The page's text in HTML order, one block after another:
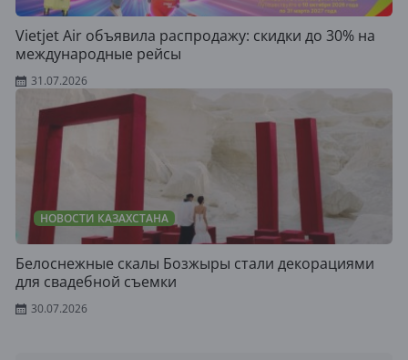
Vietjet Air объявила распродажу: скидки до 30% на
международные рейсы
31.07.2026
НОВОСТИ КАЗАХСТАНА
Белоснежные скалы Бозжыры стали декорациями
для свадебной съемки
30.07.2026